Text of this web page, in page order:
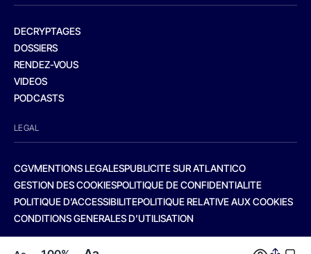
DECRYPTAGES
DOSSIERS
RENDEZ-VOUS
VIDEOS
PODCASTS
LEGAL
CGVMENTIONS LEGALESPUBLICITE SUR ATLANTICO
GESTION DES COOKIESPOLITIQUE DE CONFIDENTIALITE
POLITIQUE D’ACCESSIBILITEPOLITIQUE RELATIVE AUX COOKIES
CONDITIONS GENERALES D’UTILISATION